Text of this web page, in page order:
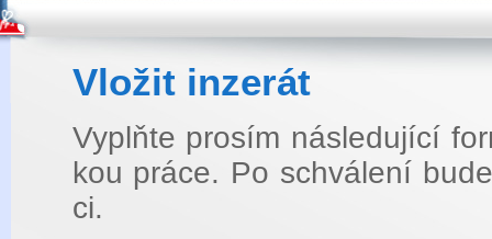
Vlo­žit in­ze­rát
Vyplňte pro­sím ná­sle­du­jí­cí
kou práce. Po schvá­le­ní
ci.